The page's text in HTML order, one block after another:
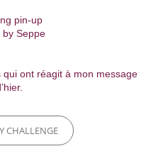
pin-up
by Seppe
ont réagit à mon message
CHALLENGE